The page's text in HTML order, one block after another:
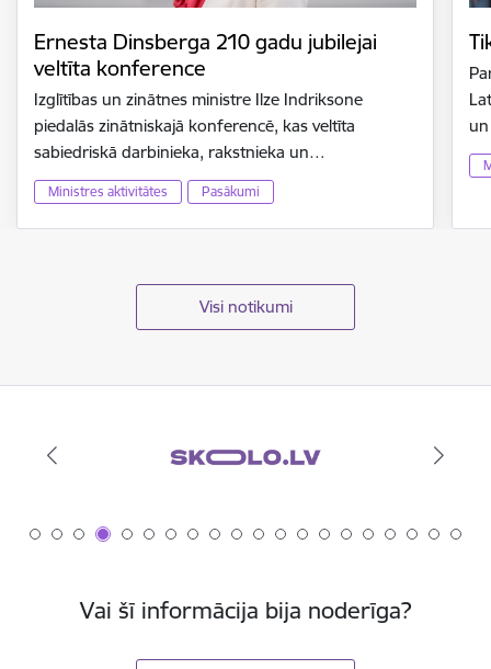
Ernesta Dinsberga 210 gadu jubilejai
veltīta konference
Izglītības un zinātnes ministre Ilze Indriksone
piedalās zinātniskajā konferencē, kas veltīta
sabiedriskā darbinieka, rakstnieka un…
Ministres aktivitātes Pasākumi
Visi notikumi
Vai šī informācija bija noderīga?